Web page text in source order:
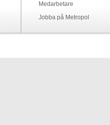
Medarbetare
Jobba på Metropol